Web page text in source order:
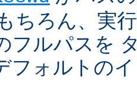
ちろん、実
フルパスを
フォルトの